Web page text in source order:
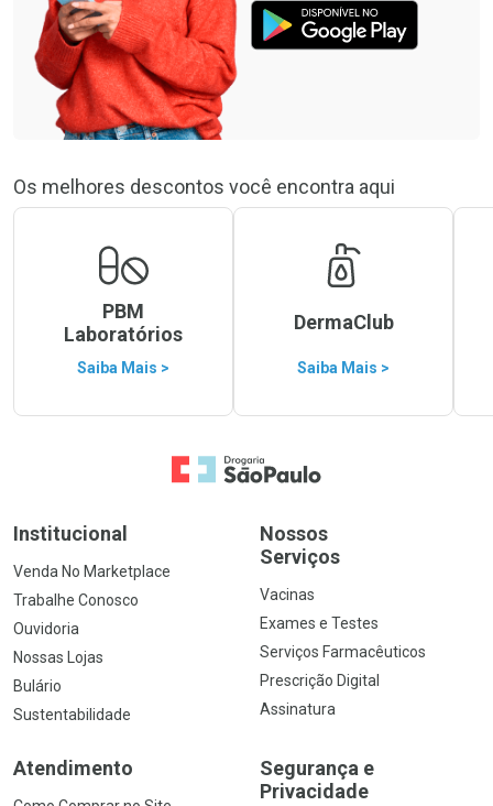
Os melhores descontos você encontra aqui
PBM
Laboratórios
Saiba Mais >
DermaClub
Saiba Mais >
Ir para a Home
Institucional
Venda No Marketplace
Trabalhe Conosco
Ouvidoria
Nossas Lojas
Bulário
Sustentabilidade
Nossos
Serviços
Vacinas
Exames e Testes
Serviços Farmacêuticos
Prescrição Digital
Assinatura
Atendimento
Segurança e
Privacidade